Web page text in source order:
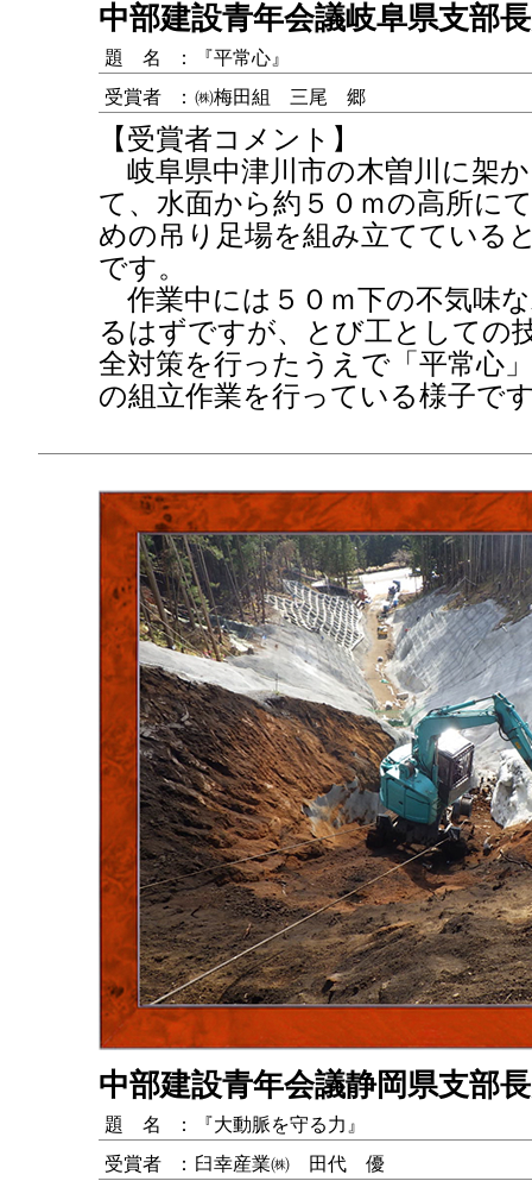
中部建設青年会議岐阜県支部
題 名 ：
『平常心』
受賞者
： ㈱梅田組 三尾 郷
【受賞者コメント】
岐阜県中津川市の木曽川に架
て、水面から約５０ｍの高所に
めの吊り足場を組み立てている
です。
作業中には５０ｍ下の不気味
るはずですが、とび工としての
全対策を行ったうえで「平常心
の組立作業を行っている様子で
中部建設青年会議静岡県支部
題 名 ：
『大動脈を守る力』
受賞者
： 臼幸産業㈱ 田代 優